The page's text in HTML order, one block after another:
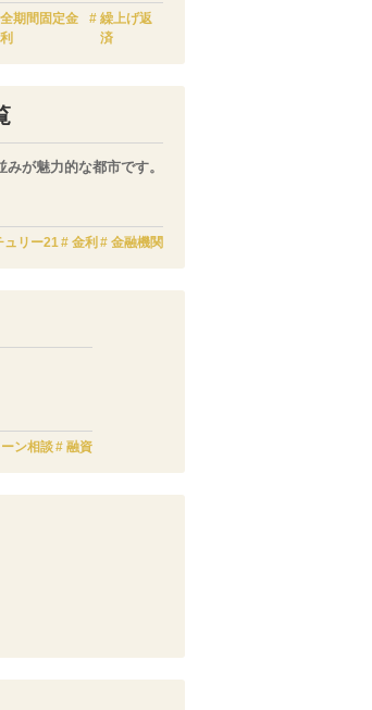
全期間固定金
利
繰上げ返
済
が魅力的な都市です。
す。
ュリー21 金利 金融機関
ン相談 融資